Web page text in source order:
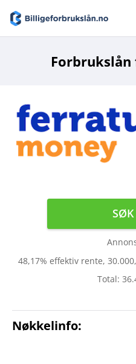
48,17% effektiv rente,
Total:
Nøkkelinfo: